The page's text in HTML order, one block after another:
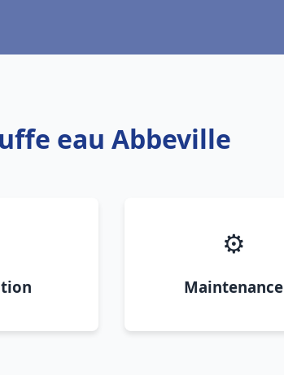
eau Abbeville
⚙️
Maintenance